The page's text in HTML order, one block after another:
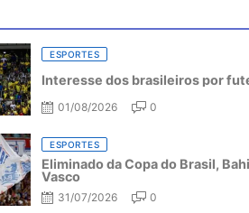
ESPORTES
Interesse dos brasileiros por
01/08/2026 0
ESPORTES
Eliminado da Copa do Brasil,
Vasco
31/07/2026 0